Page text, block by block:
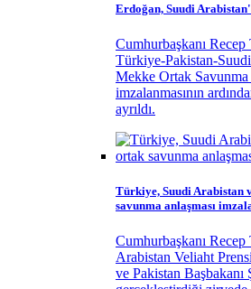
Erdoğan, Suudi
Cumhurbaşkanı
Türkiye-Pakistan-Suudi
Mekke Ortak Savunma
imzalanmasının
ayrıldı.
Türkiye, Suudi Arabistan
savunma anlaşması
Cumhurbaşkanı
Arabistan Veliaht
ve Pakistan Başbakanı